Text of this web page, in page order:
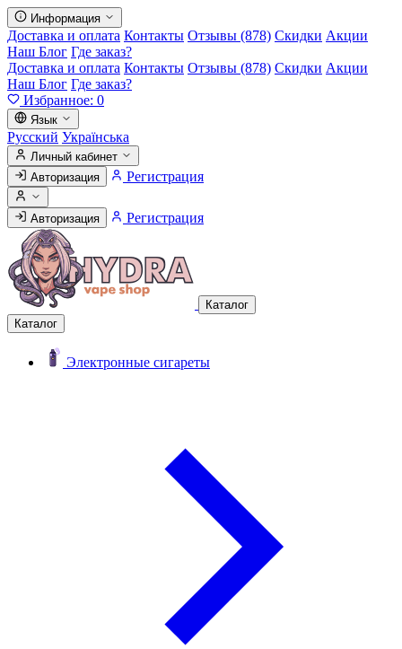
Информация
Доставка и оплата Контакты Отзывы (878) Скидки Акции
Наш Блог Где заказ?
Доставка и оплата Контакты Отзывы (878) Скидки Акции
Наш Блог Где заказ?
Избранное: 0
Язык
Русский Українська
Личный кабинет
Авторизация
Регистрация
Авторизация Регистрация
Каталог
Каталог
Электронные сигареты